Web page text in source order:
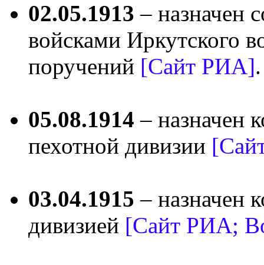
02.05.1913 – назначен
войсками Иркутского
поручений [Сайт РИА].
05.08.1914 – назначен
пехотной дивизии
03.04.1915 – назначен
дивизией [Сайт РИА;